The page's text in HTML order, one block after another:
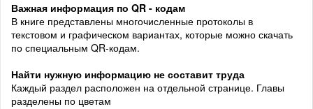
Важная информация по QR - кодам
В книге представлены многочисленные протоколы в
текстовом и графическом вариантах, которые можно скачать
по специальным QR-кодам.
Найти нужную информацию не составит труда
Каждый раздел расположен на отдельной странице. Главы
разделены по цветам